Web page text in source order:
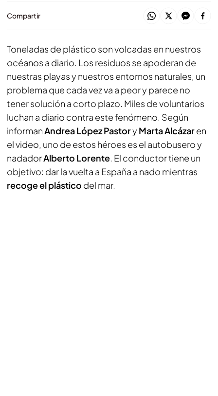
Compartir
Toneladas de plástico son volcadas en nuestros
océanos a diario. Los residuos se apoderan de
nuestras playas y nuestros entornos naturales, un
problema que cada vez va a peor y parece no
tener solución a corto plazo. Miles de voluntarios
luchan a diario contra este fenómeno. Según
informanAndrea López Pastory Marta Alcázaren
el video, uno de estos héroes es el autobusero y
nadadorAlberto Lorente. El conductor tiene un
objetivo: dar la vuelta a España a nado mientras
recoge el plástico del mar.